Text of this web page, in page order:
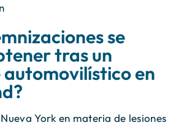
se
tras un
en
York en materia de lesiones